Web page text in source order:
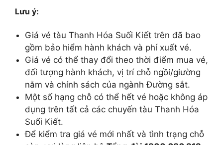
Lưu ý:
Giá vé tàu Thanh Hóa Suối Kiết trên đã bao
gồm bảo hiểm hành khách và phí xuất vé.
Giá vé có thể thay đổi theo thời điểm mua vé,
đối tượng hành khách, vị trí chỗ ngồi/giường
nằm và chính sách của ngành Đường sắt.
Một số hạng chỗ có thể hết vé hoặc không áp
dụng trên tất cả các chuyến tàu Thanh Hóa
Suối Kiết.
Để kiểm tra giá vé mới nhất và tình trạng chỗ